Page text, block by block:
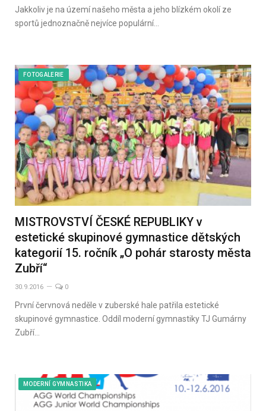
Jakkoliv je na území našeho města a jeho blízkém okolí ze
sportů jednoznačně nejvíce populární…
FOTOGALERIE
MISTROVSTVÍ ČESKÉ REPUBLIKY v
estetické skupinové gymnastice dětských
kategorií 15. ročník „O pohár starosty města
Zubří“
30.9.2016 0
První červnová neděle v zuberské hale patřila estetické
skupinové gymnastice. Oddíl moderní gymnastiky TJ Gumárny
Zubří…
MODERNÍ GYMNASTIKA